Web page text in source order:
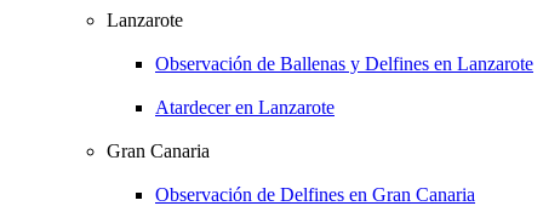
Lanzarote
Observación de Ballenas y Delfines en Lanzarote
Atardecer en Lanzarote
Gran Canaria
Observación de Delfines en Gran Canaria